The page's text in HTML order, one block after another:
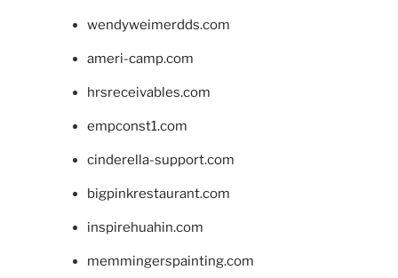
wendyweimerdds.com
ameri-camp.com
hrsreceivables.com
empconst1.com
cinderella-support.com
bigpinkrestaurant.com
inspirehuahin.com
memmingerspainting.com